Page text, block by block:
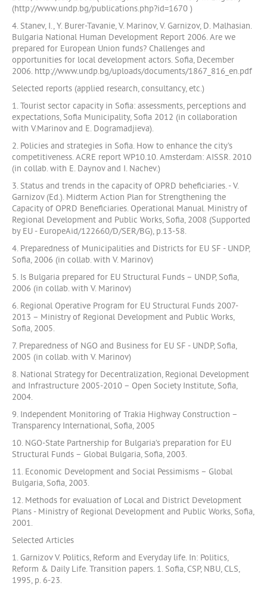
(http://www.undp.bg/publications.php?id=1670 )
4. Stanev, I., Y. Burer-Tavanie, V. Marinov, V. Garnizov, D. Malhasian.
Bulgaria National Human Development Report 2006. Are we
prepared for European Union funds? Challenges and
opportunities for local development actors. Sofia, December
2006. http://www.undp.bg/uploads/documents/1867_816_en.pdf
Selected reports (applied research, consultancy, etc.)
1. Tourist sector capacity in Sofia: assessments, perceptions and
expectations, Sofia Municipality, Sofia 2012 (in collaboration
with V.Marinov and E. Dogramadjieva).
2. Policies and strategies in Sofia. How to enhance the city’s
competitiveness. ACRE report WP10.10. Amsterdam: AISSR. 2010
(in collab. with E. Daynov and I. Nachev.)
3. Status and trends in the capacity of OPRD beheficiaries. - V.
Garnizov (Ed.). Midterm Action Plan for Strengthening the
Capacity of OPRD Beneficiaries. Operational Manual. Ministry of
Regional Development and Public Works, Sofia, 2008 (Supported
by EU - EuropeAid/122660/D/SER/BG), p.13-58.
4. Preparedness of Municipalities and Districts for EU SF - UNDP,
Sofia, 2006 (in collab. with V. Marinov)
5. Is Bulgaria prepared for EU Structural Funds – UNDP, Sofia,
2006 (in collab. with V. Marinov)
6. Regional Operative Program for EU Structural Funds 2007-
2013 – Ministry of Regional Development and Public Works,
Sofia, 2005.
7. Preparedness of NGO and Business for EU SF - UNDP, Sofia,
2005 (in collab. with V. Marinov)
8. National Strategy for Decentralization, Regional Development
and Infrastructure 2005-2010 – Open Society Institute, Sofia,
2004.
9. Independent Monitoring of Trakia Highway Construction –
Transparency International, Sofia, 2005
10. NGO-State Partnership for Bulgaria’s preparation for EU
Structural Funds – Global Bulgaria, Sofia, 2003.
11. Economic Development and Social Pessimisms – Global
Bulgaria, Sofia, 2003.
12. Methods for evaluation of Local and District Development
Plans - Ministry of Regional Development and Public Works, Sofia,
2001.
Selected Articles
1. Garnizov V. Politics, Reform and Everyday life. In: Politics,
Reform & Daily Life. Transition papers. 1. Sofia, CSP, NBU, CLS,
1995, p. 6-23.